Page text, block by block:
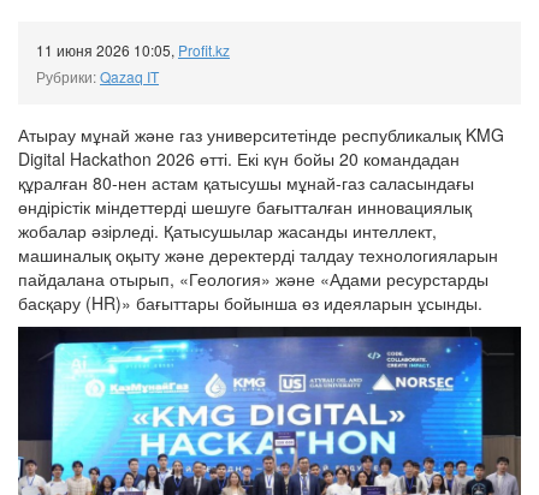
11 июня 2026 10:05, Profit.kz
Рубрики:Qazaq IT
Атырау мұнай және газ университетінде республикалық KMG
Digital Hackathon 2026 өтті. Екі күн бойы 20 командадан
құралған 80-нен астам қатысушы мұнай-газ саласындағы
өндірістік міндеттерді шешуге бағытталған инновациялық
жобалар әзірледі. Қатысушылар жасанды интеллект,
машиналық оқыту және деректерді талдау технологияларын
пайдалана отырып, «Геология» және «Адами ресурстарды
басқару (HR)» бағыттары бойынша өз идеяларын ұсынды.